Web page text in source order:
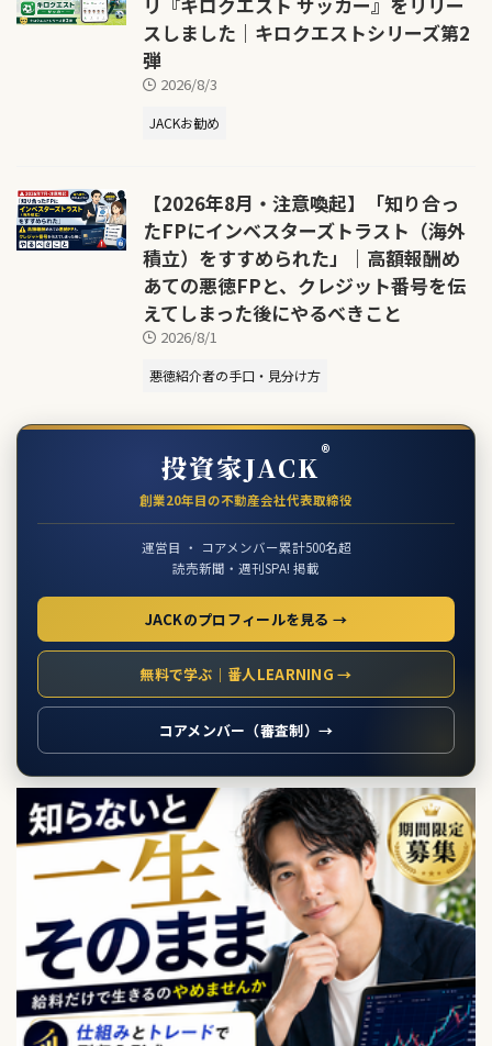
スしました｜キロクエストシリーズ第2
弾
2026/8/3
JACKお勧め
【2026年8月・注意喚起】「知り合っ
たFPにインベスターズトラスト（海外
積立）をすすめられた」｜高額報酬め
あての悪徳FPと、クレジット番号を伝
えてしまった後にやるべきこと
2026/8/1
悪徳紹介者の手口・見分け方
投資家JACK®
創業20年目の不動産会社代表取締役
運営目 ・ コアメンバー累計500名超
読売新聞・週刊SPA! 掲載
JACKのプロフィールを見る →
無料で学ぶ｜番人LEARNING →
コアメンバー（審査制）→